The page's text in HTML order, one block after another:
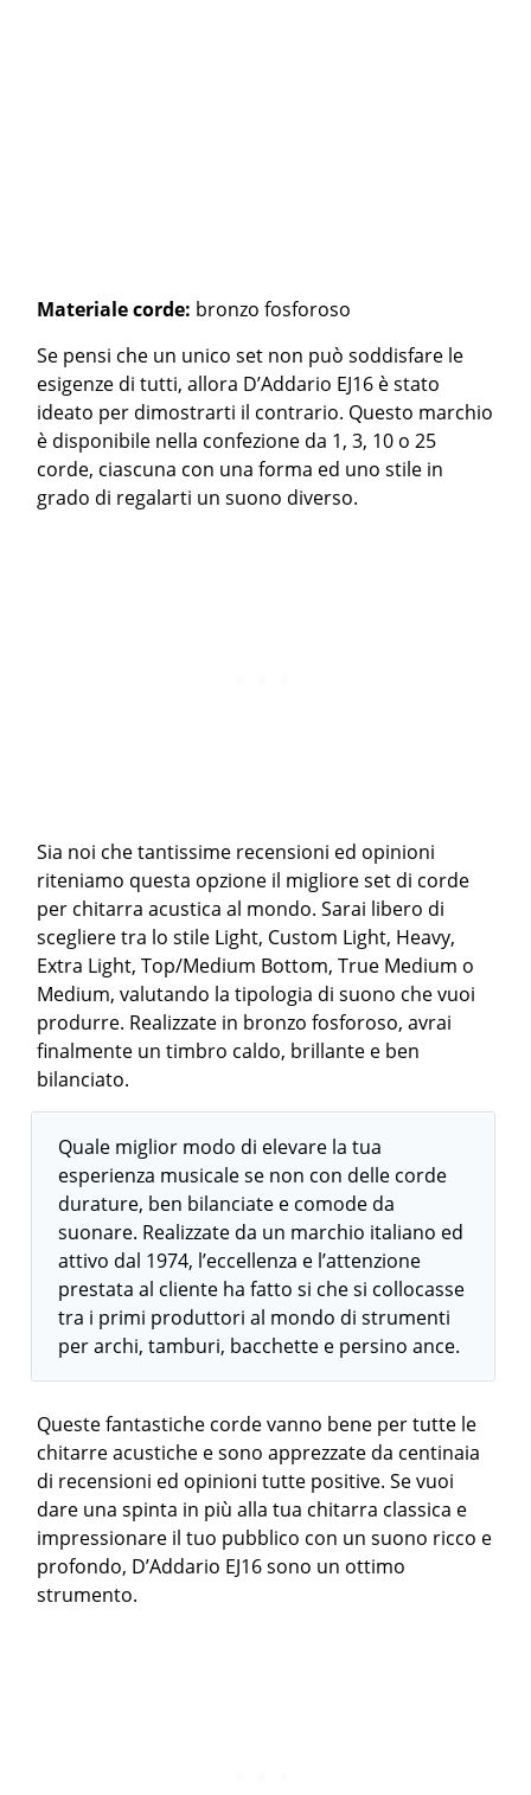
Materiale corde: bronzo fosforoso
Se pensi che un unico set non può soddisfare le
esigenze di tutti, allora D’Addario EJ16 è stato
ideato per dimostrarti il contrario. Questo marchio
è disponibile nella confezione da 1, 3, 10 o 25
corde, ciascuna con una forma ed uno stile in
grado di regalarti un suono diverso.
Sia noi che tantissime recensioni ed opinioni
riteniamo questa opzione il migliore set di corde
per chitarra acustica al mondo. Sarai libero di
scegliere tra lo stile Light, Custom Light, Heavy,
Extra Light, Top/Medium Bottom, True Medium o
Medium, valutando la tipologia di suono che vuoi
produrre. Realizzate in bronzo fosforoso, avrai
finalmente un timbro caldo, brillante e ben
bilanciato.
Quale miglior modo di elevare la tua
esperienza musicale se non con delle corde
durature, ben bilanciate e comode da
suonare. Realizzate da un marchio italiano ed
attivo dal 1974, l’eccellenza e l’attenzione
prestata al cliente ha fatto si che si collocasse
tra i primi produttori al mondo di strumenti
per archi, tamburi, bacchette e persino ance.
Queste fantastiche corde vanno bene per tutte le
chitarre acustiche e sono apprezzate da centinaia
di recensioni ed opinioni tutte positive. Se vuoi
dare una spinta in più alla tua chitarra classica e
impressionare il tuo pubblico con un suono ricco e
profondo, D’Addario EJ16 sono un ottimo
strumento.